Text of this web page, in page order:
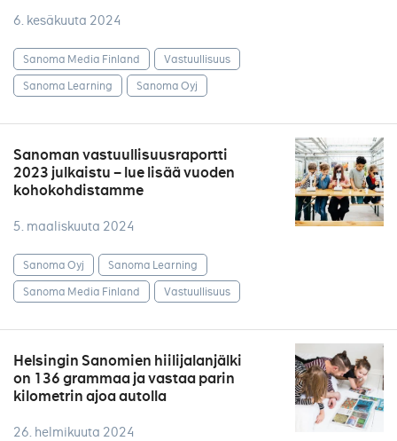
6. kesäkuuta 2024
Sanoma Media Finland
Vastuullisuus
Sanoma Learning
Sanoma Oyj
Sanoman vastuullisuusraportti
2023 julkaistu – lue lisää vuoden
kohokohdistamme
5. maaliskuuta 2024
Sanoma Oyj
Sanoma Learning
Sanoma Media Finland
Vastuullisuus
Helsingin Sanomien hiilijalanjälki
on 136 grammaa ja vastaa parin
kilometrin ajoa autolla
26. helmikuuta 2024